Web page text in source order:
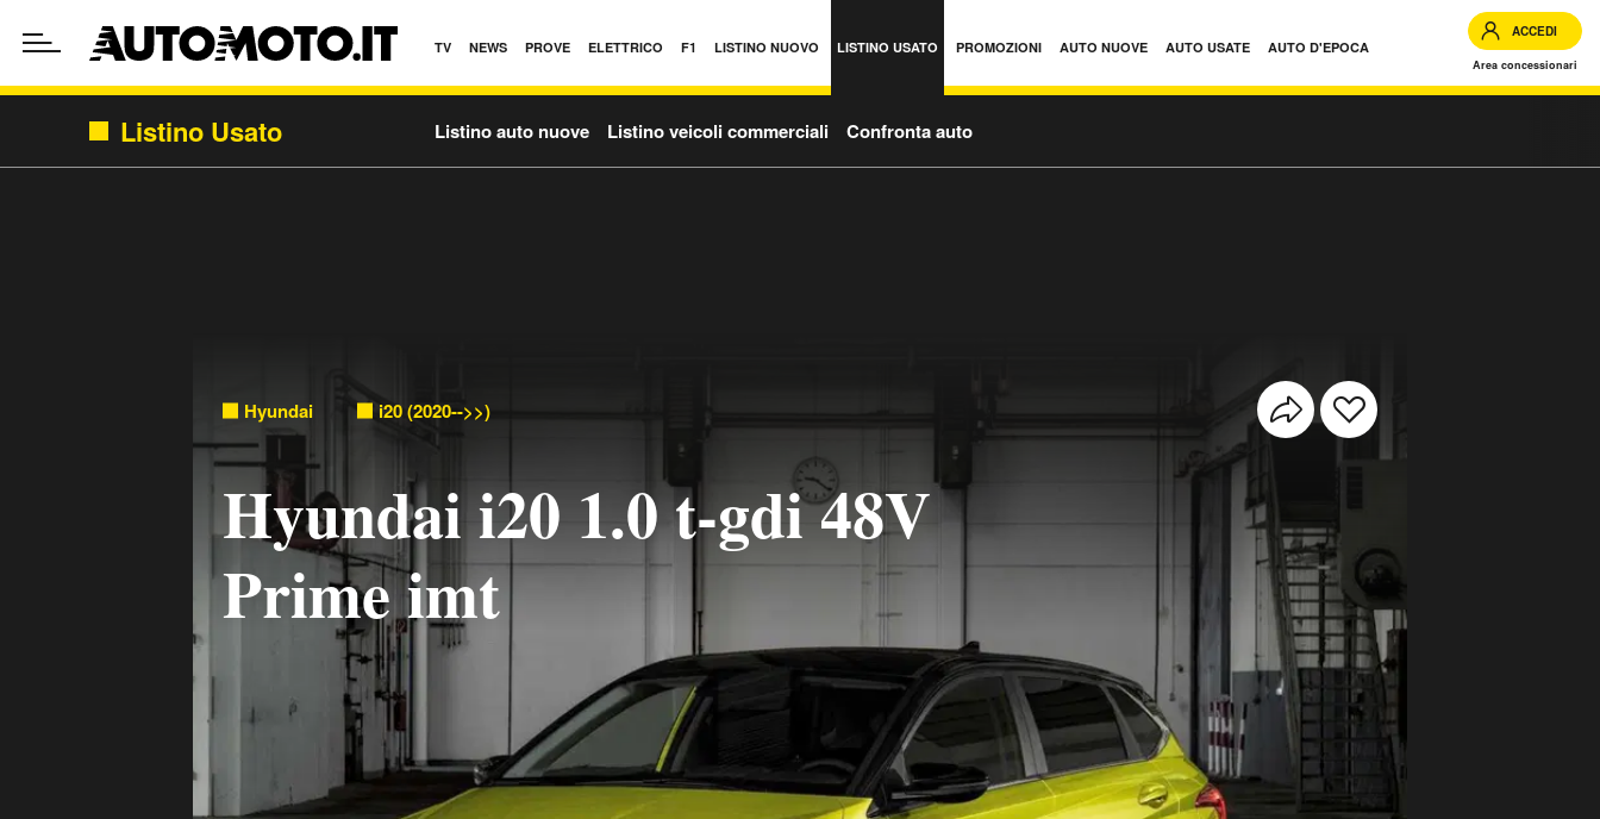
TV NEWS PROVE ELETTRICO F1 LISTINO NUOVO LISTINO USATO PROMOZIONI AUTO NUOVE AUTO USATE AUTO D'EPOCA
ACCEDI
Area concessionari
Listino Usato Listino auto nuove Listino veicoli commerciali Confronta auto
Hyundai i20 (2020-->>)
Hyundai i20 1.0 t-gdi 48V
Prime imt